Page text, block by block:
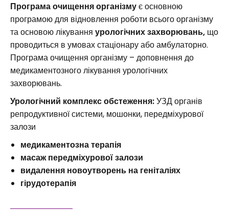
Програма очищення організмує основною
програмою для відновлення роботи всього організму
та основою лікування урологічних захворювань, що
проводиться в умовах стаціонару або амбулаторно.
Програма очищення організму – доповнення до
медикаментозного лікування урологічних
захворювань.
Урологічний комплекс обстеження:УЗД органів
репродуктивної системи, мошонки, передміхурової
залози
медикаментозна терапія
масаж передміхурової залози
видалення новоутворень на геніталіях
гірудотерапія